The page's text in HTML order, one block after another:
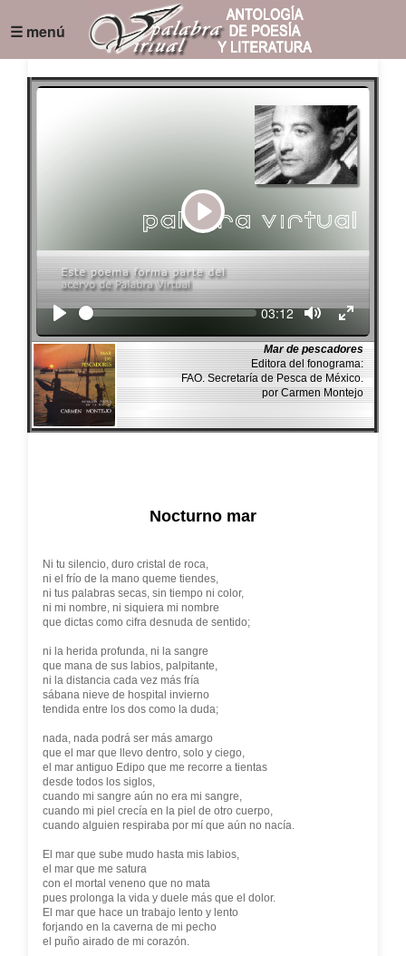
☰ menú
Play
Seek Current
03:12
Mar de pescadores
Editora del fonograma:
FAO. Secretaría de Pesca de México.
por Carmen Montejo
Nocturno mar
Ni tu silencio, duro cristal de roca,
ni el frío de la mano queme tiendes,
ni tus palabras secas, sin tiempo ni color,
ni mi nombre, ni siquiera mi nombre
que dictas como cifra desnuda de sentido;
ni la herida profunda, ni la sangre
que mana de sus labios, palpitante,
ni la distancia cada vez más fría
sábana nieve de hospital invierno
tendida entre los dos como la duda;
nada, nada podrá ser más amargo
que el mar que llevo dentro, solo y ciego,
el mar antiguo Edipo que me recorre a tientas
desde todos los siglos,
cuando mi sangre aún no era mi sangre,
cuando mi piel crecía en la piel de otro cuerpo,
cuando alguien respiraba por mí que aún no nacía.
El mar que sube mudo hasta mis labios,
el mar que me satura
con el mortal veneno que no mata
pues prolonga la vida y duele más que el dolor.
El mar que hace un trabajo lento y lento
forjando en la caverna de mi pecho
el puño airado de mi corazón.